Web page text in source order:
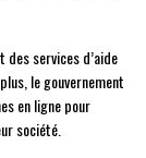
des services d’aide
le gouvernement
en ligne pour
société.